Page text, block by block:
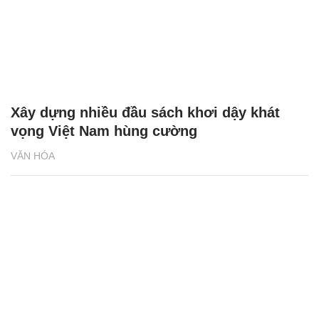
VĂN HÓA
Xây dựng nhiều đầu sách khơi dậy khát
vọng Việt Nam hùng cường